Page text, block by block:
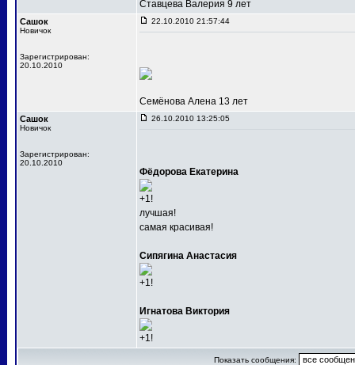
Ставцева Валерия 9 лет
Сашок
Новичок
Зарегистрирован:
20.10.2010
22.10.2010 21:57:44
Семёнова Алена 13 лет
Сашок
Новичок
Зарегистрирован:
20.10.2010
26.10.2010 13:25:05
Фёдорова Екатерина
+1!
лучшая!
самая красивая!
Сипягина Анастасия
+1!
Игнатова Виктория
+1!
Показать сообщения: